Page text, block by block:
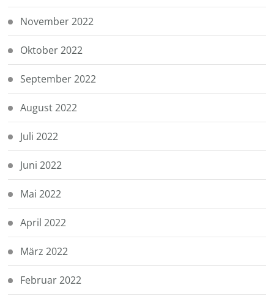
November 2022
Oktober 2022
September 2022
August 2022
Juli 2022
Juni 2022
Mai 2022
April 2022
März 2022
Februar 2022